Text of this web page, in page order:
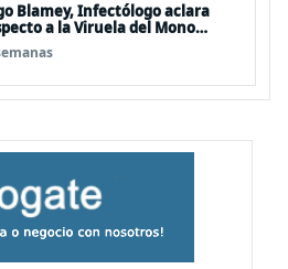
Blamey, Infectólogo aclara
a la Viruela del Mono